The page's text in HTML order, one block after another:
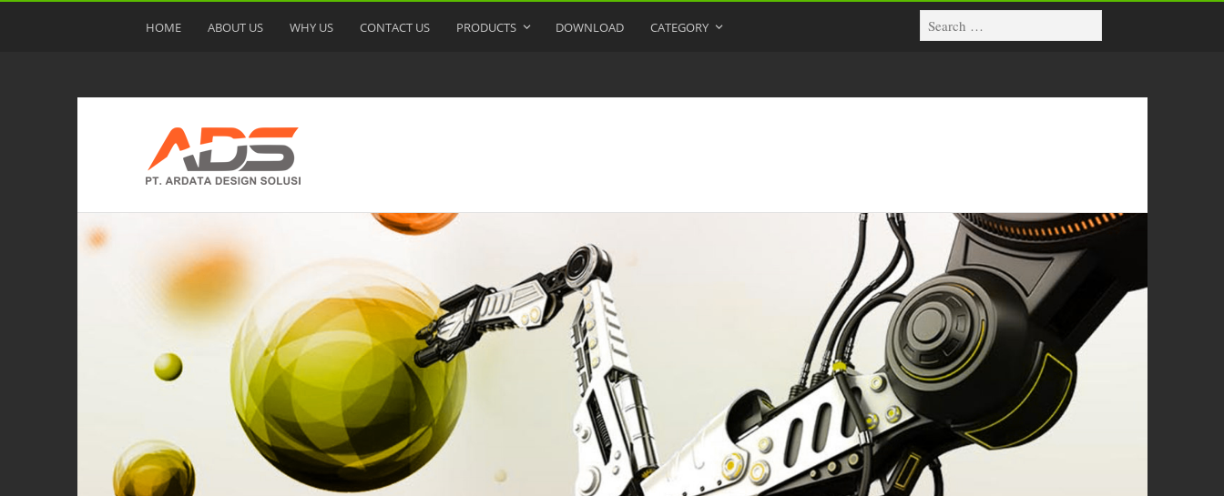
HOME ABOUT US WHY US CONTACT US PRODUCTS DOWNLOAD CATEGORY